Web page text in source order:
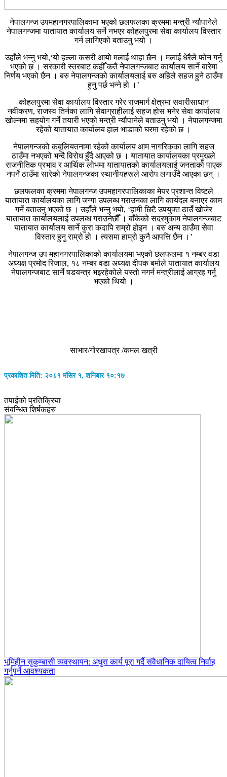
नेपालगन्ज उपमहानगरपालिकामा भएको छलफलका क्रममा मन्त्री न्यौपानेले
नेपालगन्जमा यातायात कार्यालय सर्ने नभएर कोहलपुरमा सेवा कार्यालय विस्तार
गर्न लागिएको बताउनु भयो ।
उहाँले भन्नु भयो,‘यो हल्ला कसरी आयो मलाई थाहा छैन । मलाई धेरैले फोन गर्नु
भएको छ । सरकारी स्तरबाट कहीँ कतै नेपालगन्जबाट कार्यालय सार्ने बारेमा
निर्णय भएको छैन । बरु नेपालगन्जको कार्यालयलाई बरु अहिले सहज हुने ठाउँमा
हुनु पर्छ भन्ने हो ।’
कोहलपुरमा सेवा कार्यालय विस्तार गरेर राजमार्ग क्षेत्रमा सवारीसाधान
नवीकरण, राजस्व तिर्नका लागि सेवाग्राहीलाई सहज होस भनेर सेवा कार्यालय
खोल्नमा सहयोग गर्ने तयारी भएको मन्त्री न्यौपानेले बताउनु भयो । नेपालगन्जमा
रहेको यातायात कार्यालय हाल भाडाको घरमा रहेको छ ।
नेपालगन्जको कबुलियतनामा रहेको कार्यालय आम नागरिकका लागि सहज
ठाउँमा नभएको भन्दै विरोध हुँदै आएको छ । यातायात कार्यालयका प्रमुखले
राजनीतिक प्रभाव र आर्थिक लोभमा यातायातको कार्यालयलाई जनताको पाएक
नपर्ने ठाउँमा सारेको नेपालगन्जका स्थानीयहरूले आरोप लगाउँदै आएका छन् ।
छलफलका क्रममा नेपालगन्ज उपमहागरपालिकाका मेयर प्रशान्त विष्टले
यातायात कार्यालयका लागि जग्गा उपलब्ध गराउनका लागि कार्यदल बनाएर काम
गर्ने बताउनु भएको छ । उहाँले भन्नु भयो, ‘हामी छिटै उपयुक्त ठाउँ खोजेर
यातायात कार्यालयलाई उपलब्ध गराउनेछौँ । बाँकेको सदरमुकाम नेपालगन्जबाट
यातायात कार्यालय सार्ने कुरा कदापि राम्रो होइन । बरु अन्य ठाउँमा सेवा
विस्तार हुनु राम्रो हो । त्यसमा हाम्रो कुनै आपत्ति छैन ।’
नेपालगन्ज उप महानगरपालिकाको कार्यालयमा भएको छलफलमा १ नम्बर वडा
अध्यक्ष प्रमोद रिजाल, १८ नम्बर वडा अध्यक्ष दीपक बर्माले यातायात कार्यालय
नेपालगन्जबाट सार्ने षडयन्त्र भइरहेकोले यस्तो नगर्न मन्त्रीलाई आग्रह गर्नु
भएको थियो ।
साभार/गोरखापत्र /कमल खत्री
प्रकाशित मिति: २०८१ मंसिर १, शनिबार १०:१७
तपाईको प्रतिक्रिया
संबन्धित शिर्षकहरु
भूमिहीन सुकुम्बासी व्यवस्थापन: अधुरा कार्य पूरा गर्दै संवैधानिक दायित्व निर्वाह
गर्नुपर्ने आवश्यकता